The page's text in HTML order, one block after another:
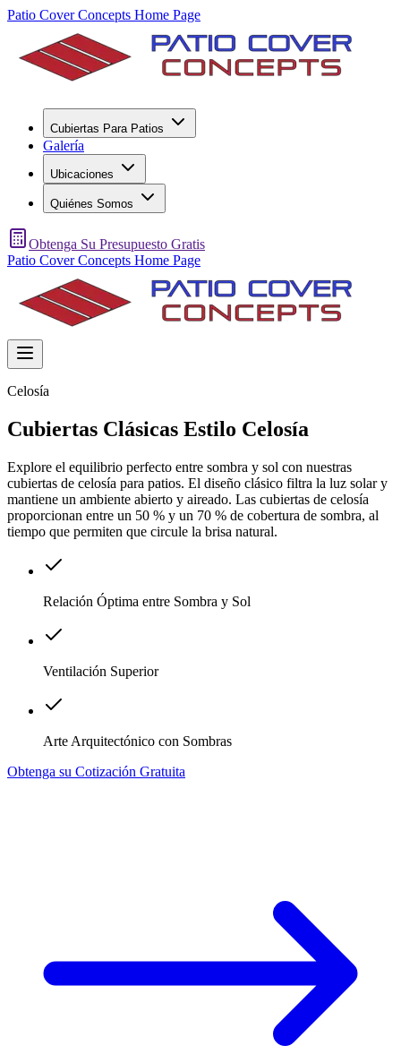
Patio Cover Concepts Home Page
Cubiertas Para Patios
Galería
Ubicaciones
Quiénes Somos
Obtenga Su Presupuesto Gratis
Patio Cover Concepts Home Page
Celosía
Cubiertas Clásicas Estilo Celosía
Explore el equilibrio perfecto entre sombra y sol con nuestras
cubiertas de celosía para patios. El diseño clásico filtra la luz solar y
mantiene un ambiente abierto y aireado. Las cubiertas de celosía
proporcionan entre un 50 % y un 70 % de cobertura de sombra, al
tiempo que permiten que circule la brisa natural.
Relación Óptima entre Sombra y Sol
Ventilación Superior
Arte Arquitectónico con Sombras
Obtenga su Cotización Gratuita